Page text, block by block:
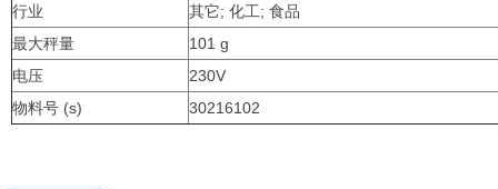
行业
其它; 化工; 食品
最大秤量
101 g
电压
230V
物料号 (s)
30216102